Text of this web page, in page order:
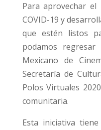
Para aprovechar
COVID-19 y
que estén listos
podamos
Mexicano de
Secretaría de
Polos Virtuales
comunitaria.
Esta iniciativa